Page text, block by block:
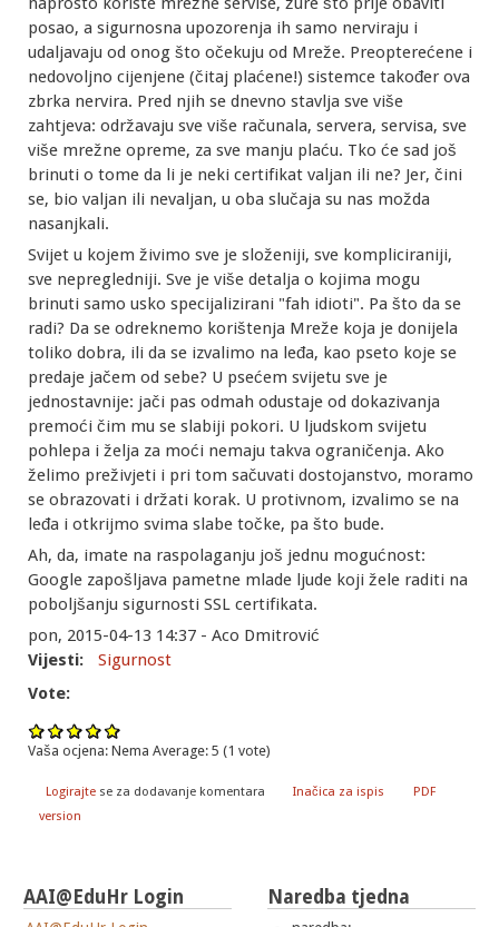
posao, a sigurnosna upozorenja ih samo nerviraju i
udaljavaju od onog što očekuju od Mreže. Preopterećene i
nedovoljno cijenjene (čitaj plaćene!) sistemce također ova
zbrka nervira. Pred njih se dnevno stavlja sve više
zahtjeva: održavaju sve više računala, servera, servisa, sve
više mrežne opreme, za sve manju plaću. Tko će sad još
brinuti o tome da li je neki certifikat valjan ili ne? Jer, čini
se, bio valjan ili nevaljan, u oba slučaja su nas možda
nasanjkali.
Svijet u kojem živimo sve je složeniji, sve kompliciraniji,
sve nepregledniji. Sve je više detalja o kojima mogu
brinuti samo usko specijalizirani "fah idioti". Pa što da se
radi? Da se odreknemo korištenja Mreže koja je donijela
toliko dobra, ili da se izvalimo na leđa, kao pseto koje se
predaje jačem od sebe? U psećem svijetu sve je
jednostavnije: jači pas odmah odustaje od dokazivanja
premoći čim mu se slabiji pokori. U ljudskom svijetu
pohlepa i želja za moći nemaju takva ograničenja. Ako
želimo preživjeti i pri tom sačuvati dostojanstvo, moramo
se obrazovati i držati korak. U protivnom, izvalimo se na
leđa i otkrijmo svima slabe točke, pa što bude.
Ah, da, imate na raspolaganju još jednu mogućnost:
Google zapošljava pametne mlade ljude koji žele raditi na
poboljšanju sigurnosti SSL certifikata.
pon, 2015-04-13 14:37 - Aco Dmitrović
Vijesti:
Sigurnost
Vote:
Vaša ocjena: Nema Average: 5 (1 vote)
Logirajtese za dodavanje komentara Inačica za ispis
PDF
version
AAI@EduHr Login Naredba tjedna